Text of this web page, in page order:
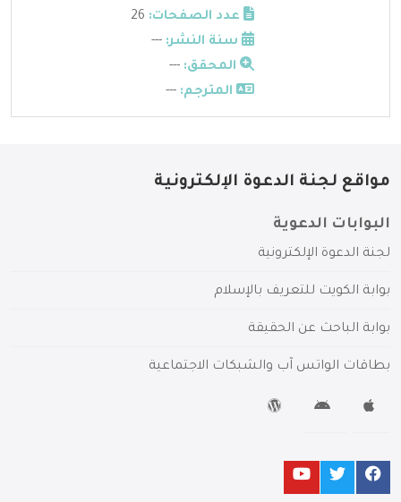
عدد الصفحات:
سنة النشر: ---
المحقق: ---
المترجم: ---
مواقع لجنة الدعوة الإلكترونية
البوابات الدعوية
لجنة الدعوة الإلكترونية
بوابة الكويت للتعريف بالإسلام
بوابة الباحث عن الحقيقة
بطاقات الواتس آب والشبكات الاجتماعية